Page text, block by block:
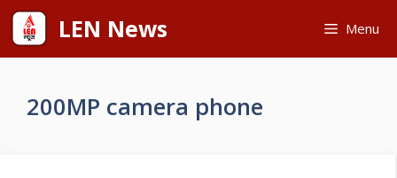
Skip
content
LEN News Menu
200MP camera phone